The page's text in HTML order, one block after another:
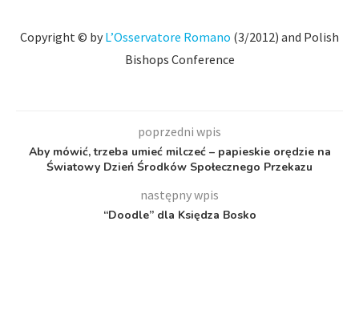
Copyright © by L’Osservatore Romano (3/2012) and Polish
Bishops Conference
poprzedni wpis
Aby mówić, trzeba umieć milczeć – papieskie orędzie na
Światowy Dzień Środków Społecznego Przekazu
następny wpis
“Doodle” dla Księdza Bosko